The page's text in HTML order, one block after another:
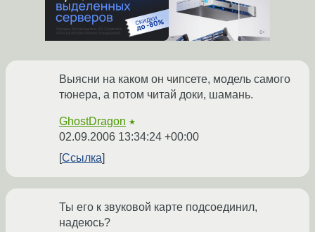
Выясни на каком он чипсете, модель самого
тюнера, а потом читай доки, шамань.
GhostDragon ★
02.09.2006 13:34:24 +00:00
Ссылка
Ты его к звуковой карте подсоединил,
надеюсь?